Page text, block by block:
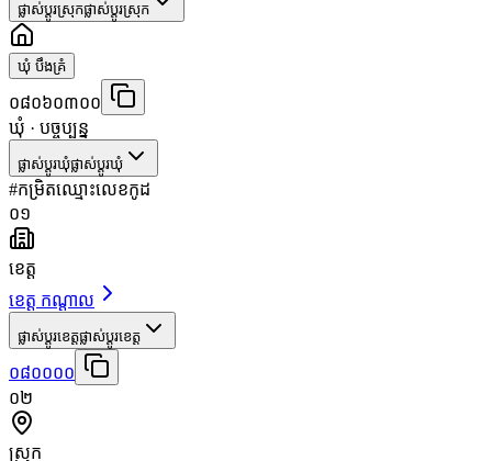
ផ្លាស់ប្តូរស្រុកផ្លាស់ប្តូរស្រុក
ឃុំ បឹងគ្រំ
០៨០៦០៣០០
ឃុំ · បច្ចុប្បន្ន
ផ្លាស់ប្តូរឃុំផ្លាស់ប្តូរឃុំ
#កម្រិតឈ្មោះលេខកូដ
០១
ខេត្ត
ខេត្ត កណ្តាល
ផ្លាស់ប្តូរខេត្តផ្លាស់ប្តូរខេត្ត
០៨០០០០
០២
ស្រុក